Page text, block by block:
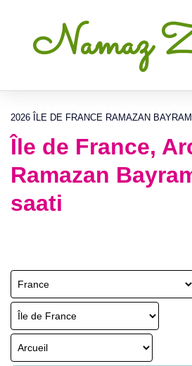
Namaz
2026 ÎLE DE FRANCE RAMAZAN
Île de France,
Ramazan
saati